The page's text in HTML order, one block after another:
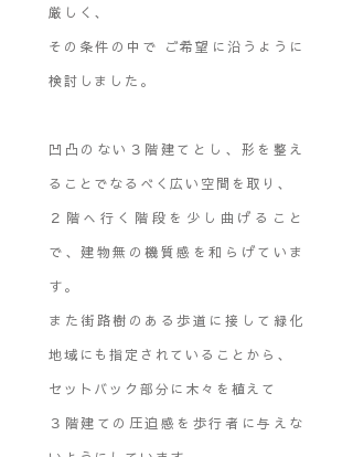
厳しく、
その条件の中で ご希望に沿うように
検討しました。
凹凸のない３階建てとし、形を整え
ることでなるべく広い空間を取り、
２階へ行く階段を少し曲げること
で、建物無の機質感を和らげていま
す。
また街路樹のある歩道に接して緑化
地域にも指定されていることから、
セットバック部分に木々を植えて
３階建ての圧迫感を歩行者に与えな